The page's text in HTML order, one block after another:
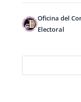
Oficina del
Electoral